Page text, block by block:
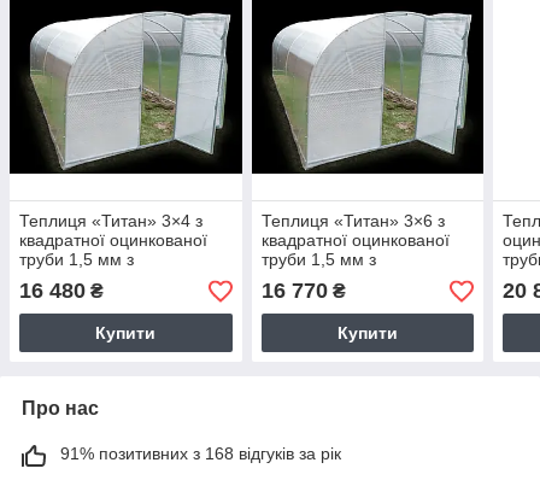
Теплиця «Титан» 3×4 з
квадратної оцинкованої
труби 1,5 мм з
полікарбонатом Soton 6
мм
16 480 ₴
Купити
Теплиця «Титан» 3×6 з
квадратної оцинкованої
труби 1,5 мм з
полікарбонатом Soton 4
мм
16 770₴
Купити
мм
20
Про нас
91% позитивних з 168 відгуків за рік